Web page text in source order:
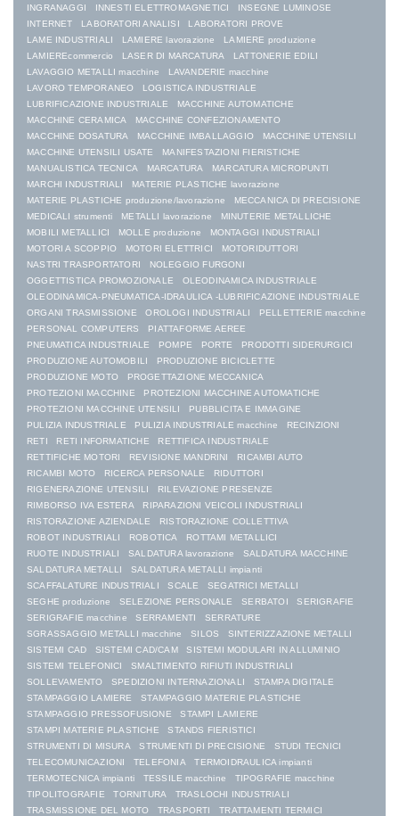
INGRANAGGI
INNESTI ELETTROMAGNETICI
INSEGNE LUMINOSE
INTERNET
LABORATORI ANALISI
LABORATORI PROVE
LAME INDUSTRIALI
LAMIERE lavorazione
LAMIERE produzione
LAMIEREcommercio
LASER DI MARCATURA
LATTONERIE EDILI
LAVAGGIO METALLI macchine
LAVANDERIE macchine
LAVORO TEMPORANEO
LOGISTICA INDUSTRIALE
LUBRIFICAZIONE INDUSTRIALE
MACCHINE AUTOMATICHE
MACCHINE CERAMICA
MACCHINE CONFEZIONAMENTO
MACCHINE DOSATURA
MACCHINE IMBALLAGGIO
MACCHINE UTENSILI
MACCHINE UTENSILI USATE
MANIFESTAZIONI FIERISTICHE
MANUALISTICA TECNICA
MARCATURA
MARCATURA MICROPUNTI
MARCHI INDUSTRIALI
MATERIE PLASTICHE lavorazione
MATERIE PLASTICHE produzione/lavorazione
MECCANICA DI PRECISIONE
MEDICALI strumenti
METALLI lavorazione
MINUTERIE METALLICHE
MOBILI METALLICI
MOLLE produzione
MONTAGGI INDUSTRIALI
MOTORI A SCOPPIO
MOTORI ELETTRICI
MOTORIDUTTORI
NASTRI TRASPORTATORI
NOLEGGIO FURGONI
OGGETTISTICA PROMOZIONALE
OLEODINAMICA INDUSTRIALE
OLEODINAMICA-PNEUMATICA-IDRAULICA -LUBRIFICAZIONE INDUSTRIALE
ORGANI TRASMISSIONE
OROLOGI INDUSTRIALI
PELLETTERIE macchine
PERSONAL COMPUTERS
PIATTAFORME AEREE
PNEUMATICA INDUSTRIALE
POMPE PORTE
PRODOTTI SIDERURGICI
PRODUZIONE AUTOMOBILI
PRODUZIONE BICICLETTE
PRODUZIONE MOTO
PROGETTAZIONE MECCANICA
PROTEZIONI MACCHINE
PROTEZIONI MACCHINE AUTOMATICHE
PROTEZIONI MACCHINE UTENSILI
PUBBLICITA E IMMAGINE
PULIZIA INDUSTRIALE
PULIZIA INDUSTRIALE macchine
RECINZIONI
RETI
RETI INFORMATICHE
RETTIFICA INDUSTRIALE
RETTIFICHE MOTORI
REVISIONE MANDRINI
RICAMBI AUTO
RICAMBI MOTO
RICERCA PERSONALE
RIDUTTORI
RIGENERAZIONE UTENSILI
RILEVAZIONE PRESENZE
RIMBORSO IVA ESTERA
RIPARAZIONI VEICOLI INDUSTRIALI
RISTORAZIONE AZIENDALE
RISTORAZIONE COLLETTIVA
ROBOT INDUSTRIALI
ROBOTICA
ROTTAMI METALLICI
RUOTE INDUSTRIALI
SALDATURA lavorazione
SALDATURA MACCHINE
SALDATURA METALLI
SALDATURA METALLI impianti
SCAFFALATURE INDUSTRIALI
SCALE
SEGATRICI METALLI
SEGHE produzione
SELEZIONE PERSONALE SERBATOI
SERIGRAFIE
SERIGRAFIE macchine
SERRAMENTI
SERRATURE
SGRASSAGGIO METALLI macchine
SILOS
SINTERIZZAZIONE METALLI
SISTEMI CAD
SISTEMI CAD/CAM
SISTEMI MODULARI IN ALLUMINIO
SISTEMI TELEFONICI
SMALTIMENTO RIFIUTI INDUSTRIALI
SOLLEVAMENTO
SPEDIZIONI INTERNAZIONALI
STAMPA DIGITALE
STAMPAGGIO LAMIERE
STAMPAGGIO MATERIE PLASTICHE
STAMPAGGIO PRESSOFUSIONE
STAMPI LAMIERE
STAMPI MATERIE PLASTICHE
STANDS FIERISTICI
STRUMENTI DI MISURA
STRUMENTI DI PRECISIONE
STUDI TECNICI
TELECOMUNICAZIONI
TELEFONIA
TERMOIDRAULICA impianti
TERMOTECNICA impianti
TESSILE macchine
TIPOGRAFIE macchine
TIPOLITOGRAFIE
TORNITURA
TRASLOCHI INDUSTRIALI
TRASMISSIONE DEL MOTO
TRASPORTI TRATTAMENTI TERMICI